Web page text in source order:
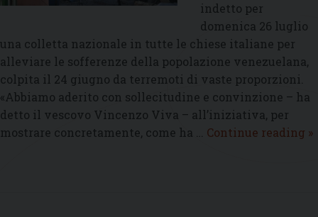
indetto per
domenica 26 luglio
una colletta nazionale in tutte le chiese italiane per
alleviare le sofferenze della popolazione venezuelana,
colpita il 24 giugno da terremoti di vaste proporzioni.
«Abbiamo aderito con sollecitudine e convinzione – ha
detto il vescovo Vincenzo Viva – all’iniziativa, per
mostrare concretamente, come ha … Continue reading »